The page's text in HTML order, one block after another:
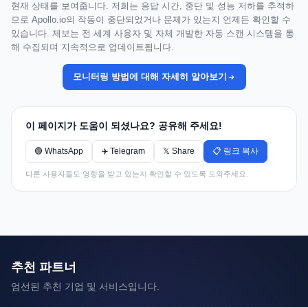
현재 상태를 보여줍니다. 저희는 응답 시간, 중단 및 성능 저하를 추적하
므로 Apollo.io의 작동이 중단되었거나 문제가 있는지 언제든 확인할 수
있습니다. 제보는 전 세계 사용자 및 자체 개발한 자동 스캔 시스템을 통
해 수집되며 지속적으로 업데이트됩니다.
모니터링 방법에 대해 자세히 알아보기
이 페이지가 도움이 되셨나요? 공유해 주세요!
🟢 WhatsApp ✈️ Telegram 𝕏 Share 📋 링크 복사
다른 사용자들도 영향을 받고 있는지 확인할 수 있도록 도와주세요.
추천 파트너
엄선된 추천 기업 및 서비스입니다.